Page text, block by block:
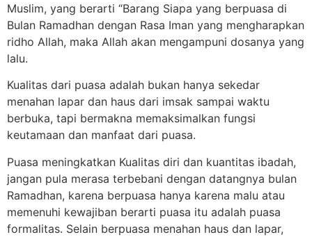
Muslim, yang berarti “Barang Siapa yang berpuasa di
Bulan Ramadhan dengan Rasa Iman yang mengharapkan
ridho Allah, maka Allah akan mengampuni dosanya yang
lalu.
Kualitas dari puasa adalah bukan hanya sekedar
menahan lapar dan haus dari imsak sampai waktu
berbuka, tapi bermakna memaksimalkan fungsi
keutamaan dan manfaat dari puasa.
Puasa meningkatkan Kualitas diri dan kuantitas ibadah,
jangan pula merasa terbebani dengan datangnya bulan
Ramadhan, karena berpuasa hanya karena malu atau
memenuhi kewajiban berarti puasa itu adalah puasa
formalitas. Selain berpuasa menahan haus dan lapar,